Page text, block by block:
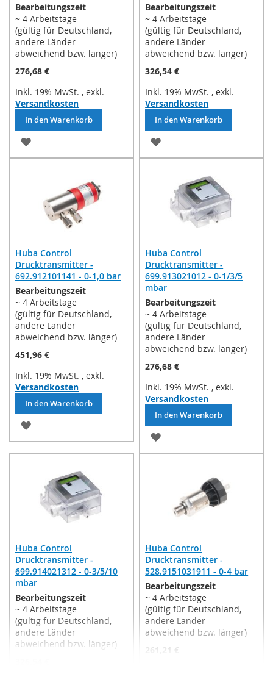
Bearbeitungszeit
~ 4 Arbeitstage
(gültig für Deutschland,
andere Länder
abweichend bzw. länger)
276,68 €
Inkl. 19% MwSt. , exkl.
Versandkosten
In den Warenkorb
ZUR
WUNSCHLISTE
HINZUFÜGEN
Bearbeitungszeit
~ 4 Arbeitstage
(gültig für Deutschland,
andere Länder
abweichend bzw. länger)
326,54 €
Inkl. 19% MwSt. , exkl.
Versandkosten
In den Warenkorb
ZUR
WUNSCHLISTE
HINZUFÜGEN
Huba Control
Drucktransmitter -
692.912101141 - 0-1,0 bar
Bearbeitungszeit
~ 4 Arbeitstage
(gültig für Deutschland,
andere Länder
abweichend bzw. länger)
451,96 €
Inkl. 19% MwSt. , exkl.
Versandkosten
In den Warenkorb
ZUR
WUNSCHLISTE
Huba Control
Drucktransmitter -
699.913021012 - 0-1/3/5
mbar
Bearbeitungszeit
~ 4 Arbeitstage
(gültig für Deutschland,
andere Länder
abweichend bzw. länger)
276,68 €
Inkl. 19% MwSt. , exkl.
Versandkosten
In den Warenkorb
ZUR
WUNSCHLISTE
HINZUFÜGEN
Huba Control
Drucktransmitter -
699.914021312 - 0-3/5/10
mbar
Bearbeitungszeit
~ 4 Arbeitstage
(gültig für Deutschland,
andere Länder
abweichend bzw. länger)
Huba Control
Drucktransmitter -
528.9151031911 - 0-4 bar
Bearbeitungszeit
~ 4 Arbeitstage
(gültig für Deutschland,
andere Länder
abweichend bzw. länger)
261,21 €